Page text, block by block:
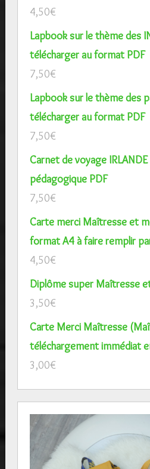
4,50€
Lapbook sur le thème des
télécharger au format PDF
7,50€
Lapbook sur le thème des
télécharger au format PDF
7,50€
Carnet de voyage
pédagogique PDF
7,50€
Carte merci Maîtresse et
format A4 à faire remplir
4,50€
Diplôme super Maîtresse
3,50€
Carte Merci Maîtresse
téléchargement immédiat
3,00€